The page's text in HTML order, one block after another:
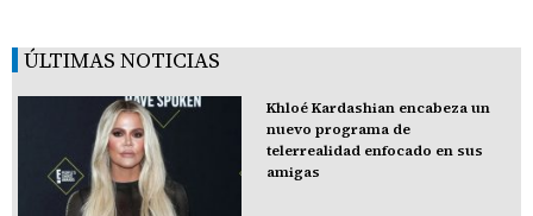
ÚLTIMAS NOTICIAS
Khloé Kardashian encabeza un
nuevo programa de
telerrealidad enfocado en sus
amigas